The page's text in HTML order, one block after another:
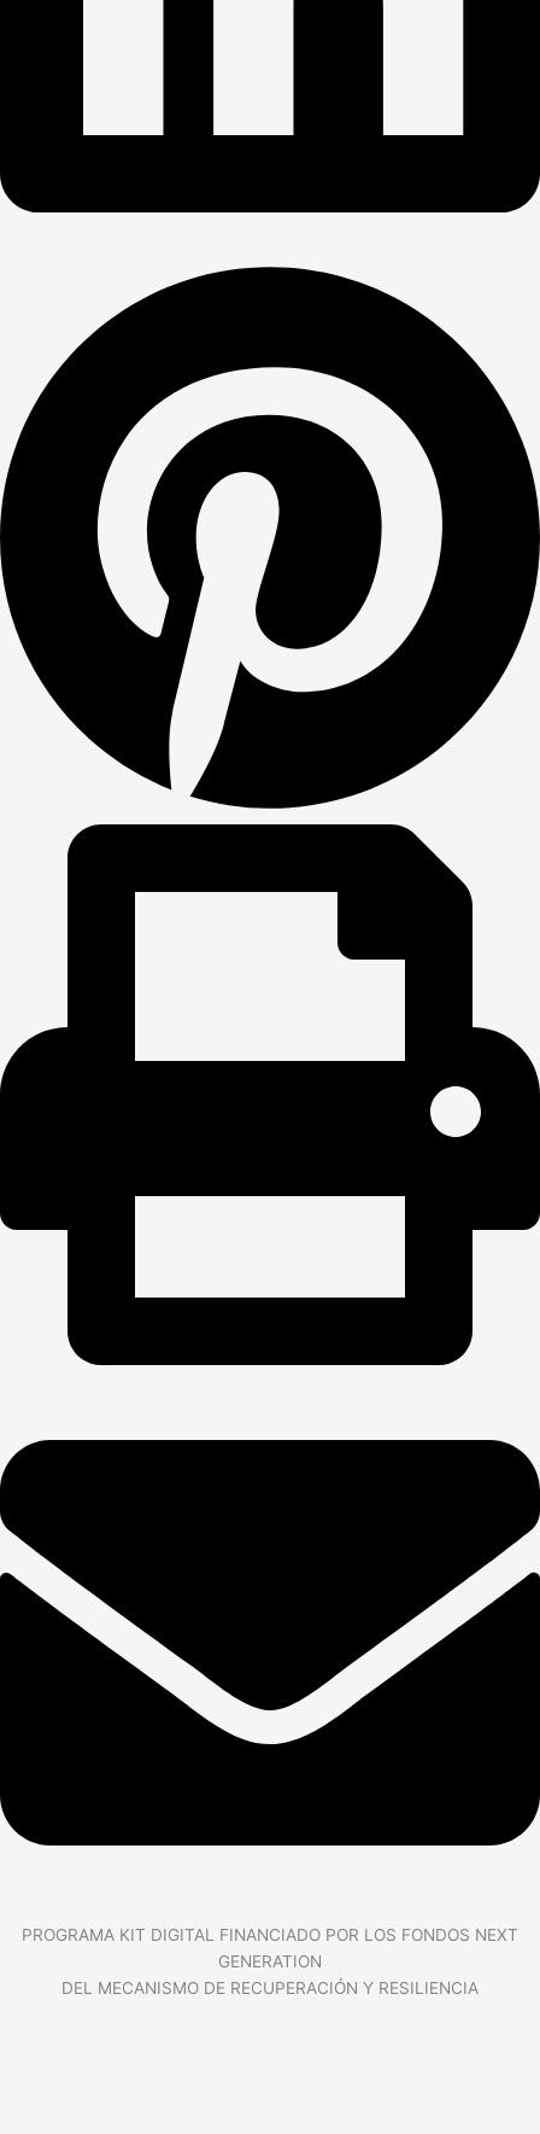
PROGRAMA KIT DIGITAL FINANCIADO POR LOS FONDOS NEXT
GENERATION
DEL MECANISMO DE RECUPERACIÓN Y RESILIENCIA